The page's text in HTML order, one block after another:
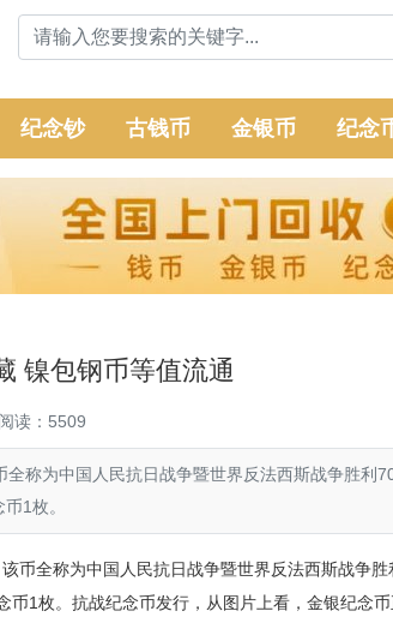
纪念钞 古钱币 金银币 纪念
镍包钢币等值流通
阅读：5509
为中国人民抗日战争暨世界反法西斯战争胜利
1枚。
币全称为中国人民抗日战争暨世界反法西斯战争
币1枚。抗战纪念币发行，从图片上看，金银纪念